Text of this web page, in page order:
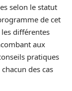
selon le statut
de cet
différentes
aux
pratiques
des cas